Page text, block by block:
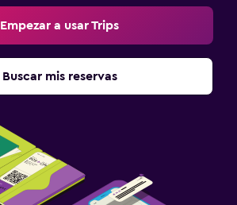
Empezar a usar Trips
Buscar mis reservas